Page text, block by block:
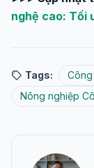
nghệ cao: Tối
Tags:
Nông nghiệp